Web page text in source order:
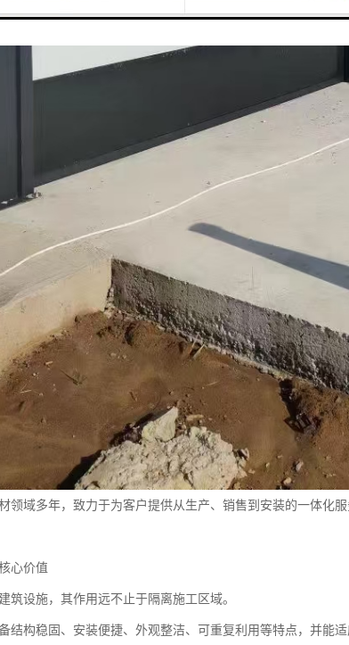
领域多年，致力于为客户提供从生产、销售到安装的一体化
心价值
筑设施，其作用远不止于隔离施工区域。
结构稳固、安装便捷、外观整洁、可重复利用等特点，并能适